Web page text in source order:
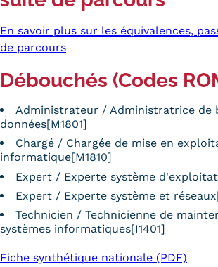
En savoir plus sur les équivalences,
de parcours
Débouchés (Codes
Administrateur / Administratrice de
données[M1801]
Chargé / Chargée de mise en
informatique[M1810]
Expert / Experte système
Expert / Experte système et
Technicien / Technicienne de
systèmes informatiques[I1401]
Fiche synthétique nationale (PDF)